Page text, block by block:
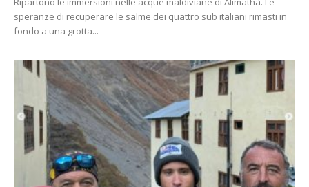
speranze di recuperare le salme dei quattro sub italiani rimasti in
fondo a una grotta...